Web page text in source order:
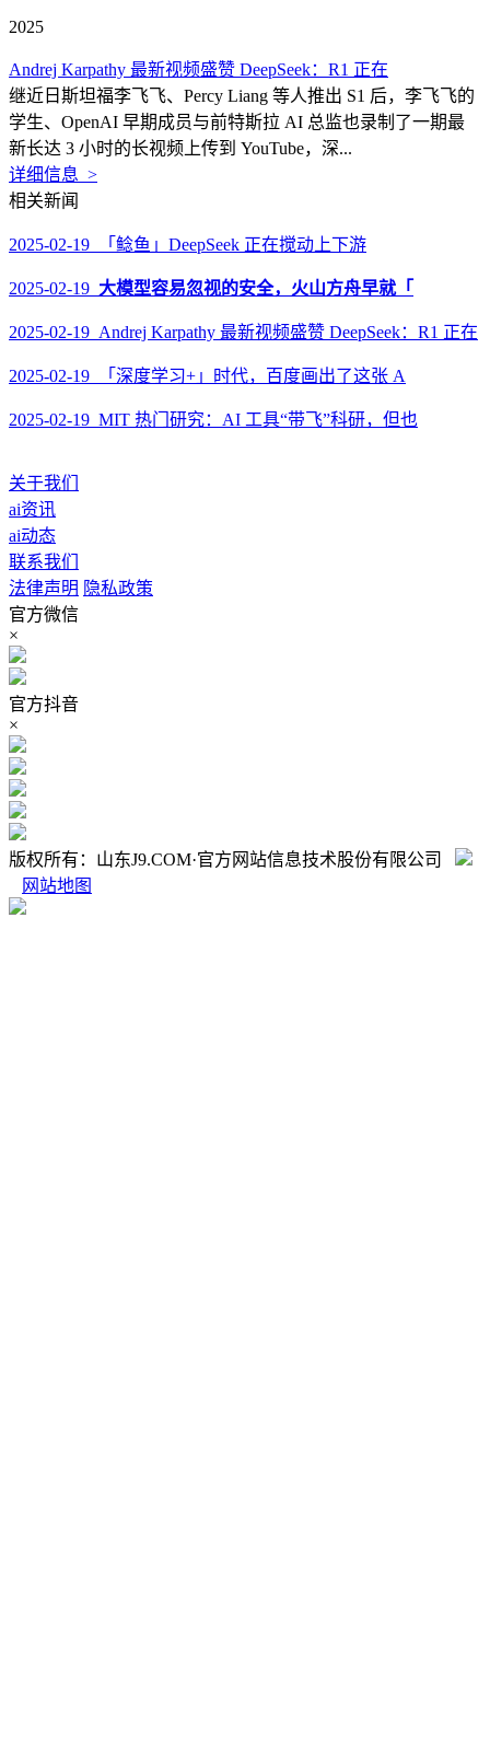
2025
Andrej Karpathy 最新视频盛赞 DeepSeek：R1 正在
继近日斯坦福李飞飞、Percy Liang 等人推出 S1 后，李飞飞的
学生、OpenAI 早期成员与前特斯拉 AI 总监也录制了一期最
新长达 3 小时的长视频上传到 YouTube，深...
详细信息 >
相关新闻
2025-02-19 「鲶鱼」DeepSeek 正在搅动上下游
2025-02-19 大模型容易忽视的安全，火山方舟早就「
2025-02-19 Andrej Karpathy 最新视频盛赞 DeepSeek：R1 正在
2025-02-19 「深度学习+」时代，百度画出了这张 A
2025-02-19 MIT 热门研究：AI 工具“带飞”科研，但也
关于我们
ai资讯
ai动态
联系我们
法律声明 隐私政策
官方微信
×
官方抖音
×
版权所有：山东J9.COM·官方网站信息技术股份有限公司
网站地图